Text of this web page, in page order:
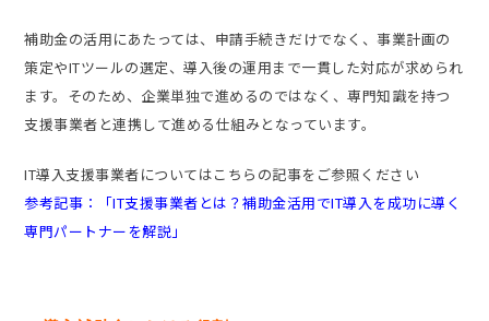
補助金の活用にあたっては、申請手続きだけでなく、事業計画の
策定やITツールの選定、導入後の運用まで一貫した対応が求められ
ます。そのため、企業単独で進めるのではなく、専門知識を持つ
支援事業者と連携して進める仕組みとなっています。
IT導入支援事業者についてはこちらの記事をご参照ください
参考記事：「IT支援事業者とは？補助金活用でIT導入を成功に導く
専門パートナーを解説」